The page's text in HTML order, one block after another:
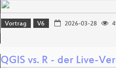
Vortrag V6 2026-03-28
QGIS vs. R - der Live-